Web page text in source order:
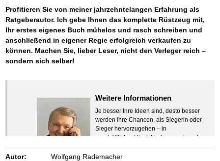
Profitieren Sie von meiner jahrzehntelangen Erfahrung als
Ratgeberautor. Ich gebe Ihnen das komplette Rüstzeug mit,
Ihr erstes eigenes Buch mühelos und rasch schreiben und
anschließend in eigener Regie erfolgreich verkaufen zu
können. Machen Sie, lieber Leser, nicht den Verleger reich –
sondern sich selber!
Weitere Informationen
Je besser Ihre Ideen sind, desto besser
werden Ihre Chancen, als Siegerin oder
Sieger hervorzugehen – in
geschäftlicher Hinsicht ebenso wie auf
beruflichem oder privatem Gebiet. Denn
eins ist todsicher:
Autor:
Wolfgang Rademacher